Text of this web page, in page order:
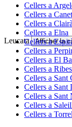
Leucata Afficher la
Cellers a
Cellers a
Cellers a Clairà
Cellers a Elna
Cellers a
Cellers a
Cellers a El
Cellers a
Cellers a Sant
Cellers a Sant
Cellers a Sant
Cellers a
Cellers a